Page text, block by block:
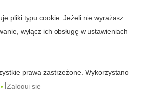
pliki typu cookie. Jeżeli nie wyrażasz
wyłącz ich obsługę w ustawieniach
prawa zastrzeżone. Wykorzystano
• Zaloguj się